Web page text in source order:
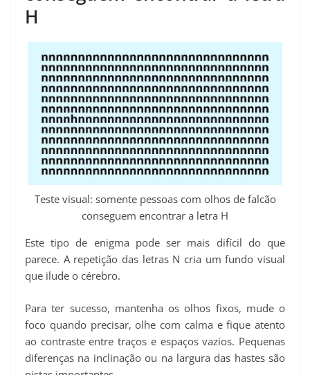
H
Teste visual: somente pessoas com olhos de falcão
conseguem encontrar a letra H
Este tipo de enigma pode ser mais difícil do que
parece. A repetição das letras N cria um fundo visual
que ilude o cérebro.
Para ter sucesso, mantenha os olhos fixos, mude o
foco quando precisar, olhe com calma e fique atento
ao contraste entre traços e espaços vazios. Pequenas
diferenças na inclinação ou na largura das hastes são